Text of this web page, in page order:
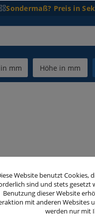
Sondermaß? Preis in
mit
ähnliche Anbieter für
Umzug direkt
bequem online.
Website benutzt Cookies,
sind und stets gesetzt
Benutzung dieser Website
mit anderen Websites
werden nur mit